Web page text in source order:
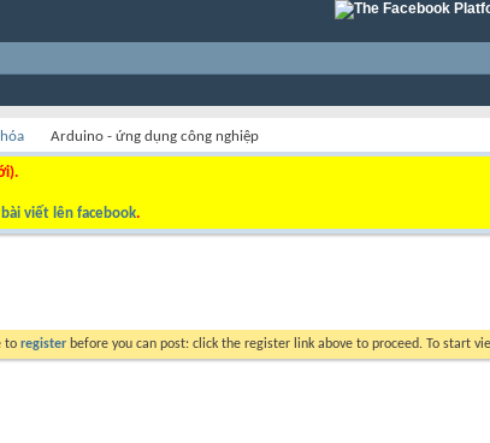
Arduino - ứng dụng công nghiệp
bài viết lên facebook.
to register before you can post: click the register link above to proceed. To start